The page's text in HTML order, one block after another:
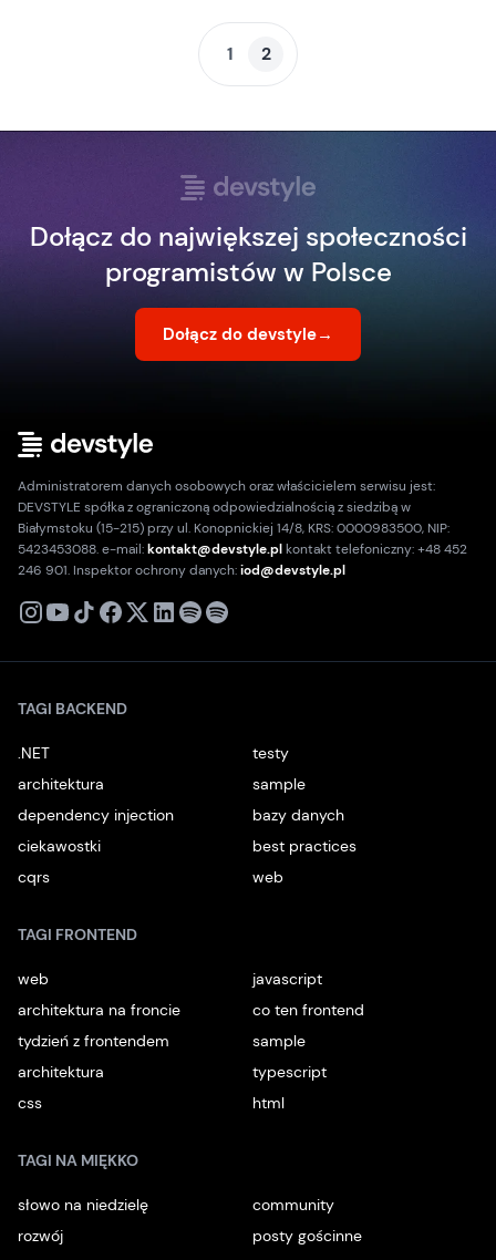
1 2
Dołącz do największej społeczności
programistów w Polsce
Dołącz do devstyle→
Administratorem danych osobowych oraz właścicielem serwisu jest:
DEVSTYLE spółka z ograniczoną odpowiedzialnością z siedzibą w
Białymstoku (15-215) przy ul. Konopnickiej 14/8, KRS: 0000983500, NIP:
5423453088. e-mail:kontakt@devstyle.plkontakt telefoniczny: +48 452
246 901. Inspektor ochrony danych:iod@devstyle.pl
X
TAGI BACKEND
.NET
testy
architektura
sample
dependency injection
bazy danych
ciekawostki
best practices
cqrs
web
TAGI FRONTEND
web
javascript
architektura na froncie
co ten frontend
tydzień z frontendem
sample
architektura
typescript
css
html
TAGI NA MIĘKKO
słowo na niedzielę
community
rozwój
posty gościnne